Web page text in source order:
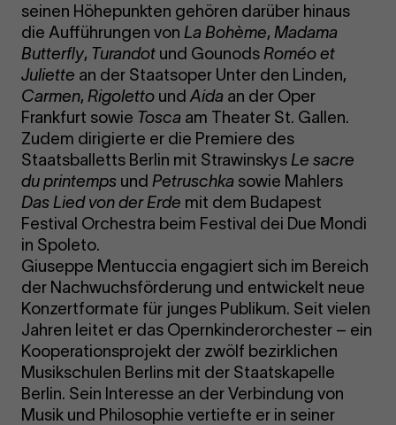
seinen Höhepunkten gehören darüber hinaus
die Aufführungen von La Bohème, Madama
Butterfly, Turandot und Gounods Roméo et
Juliette an der Staatsoper Unter den Linden,
Carmen, Rigoletto undAida an der Oper
Frankfurt sowie Tosca am Theater St. Gallen.
Zudem dirigierte er die Premiere des
Staatsballetts Berlin mit Strawinskys Le sacre
du printemps und Petruschka sowie Mahlers
Das Lied von der Erde mit dem Budapest
Festival Orchestra beim Festival dei Due Mondi
in Spoleto.
Giuseppe Mentuccia engagiert sich im Bereich
der Nachwuchsförderung und entwickelt neue
Konzertformate für junges Publikum. Seit vielen
Jahren leitet er das Opernkinderorchester – ein
Kooperationsprojekt der zwölf bezirklichen
Musikschulen Berlins mit der Staatskapelle
Berlin. Sein Interesse an der Verbindung von
Musik und Philosophie vertiefte er in seiner